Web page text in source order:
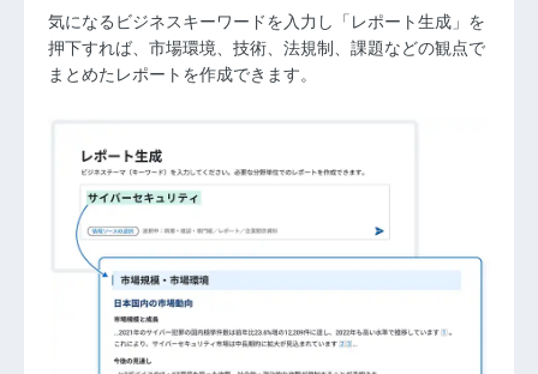
気になるビジネスキーワードを入力し「レポート生成」を
押下すれば、市場環境、技術、法規制、課題などの観点で
まとめたレポートを作成できます。